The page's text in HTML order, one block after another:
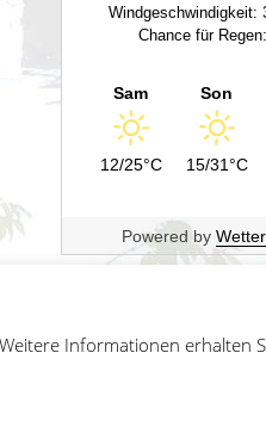
Windgeschwindigkeit:
Chance für
Sam
12/25°C
Son
15/31°C
Powered by
Informationen erhalten